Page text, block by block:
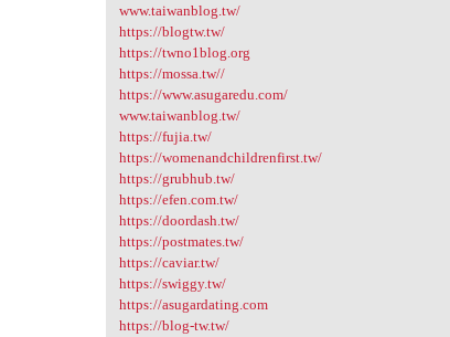
www.taiwanblog.tw/
https://blogtw.tw/
https://twno1blog.org
https://mossa.tw//
https://www.asugaredu.com/
www.taiwanblog.tw/
https://fujia.tw/
https://womenandchildrenfirst.tw/
https://grubhub.tw/
https://efen.com.tw/
https://doordash.tw/
https://postmates.tw/
https://caviar.tw/
https://swiggy.tw/
https://asugardating.com
https://blog-tw.tw/